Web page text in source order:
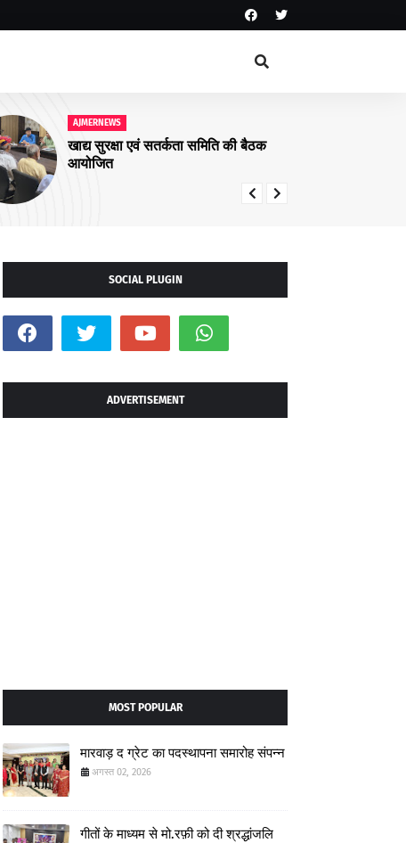
समिति की बैठक
सिविक अमिनिटीज के कार्य करें तत्काल-
SOCIAL PLUGIN
ADVERTISEMENT
MOST POPULAR
मारवाड़ द ग्रेट का पदस्थापना समारोह संपन्न
अगस्त 02, 2026
गीतों के माध्यम से मो.रफ़ी को दी श्रद्धांजलि